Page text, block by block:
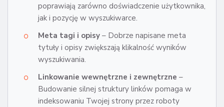
poprawiają zarówno doświadczenie użytkownika,
jak i pozycję w wyszukiwarce.
Meta tagi i opisy – Dobrze napisane meta
tytuły i opisy zwiększają klikalność wyników
wyszukiwania.
Linkowanie wewnętrzne i zewnętrzne –
Budowanie silnej struktury linków pomaga w
indeksowaniu Twojej strony przez roboty